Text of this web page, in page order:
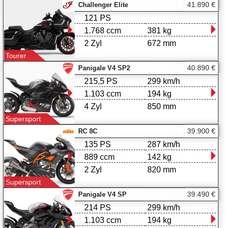
Challenger Elite
Tourer
41.890 €
121 PS
1.768 ccm
2 Zyl
381 kg
672 mm
Panigale V4 SP2
Supersport
40.890 €
215,5 PS
1.103 ccm
4 Zyl
299 km/h
194 kg
850 mm
RC 8C
Supersport
39.900 €
135 PS
889 ccm
2 Zyl
287 km/h
142 kg
820 mm
Panigale V4 SP 39.490 €
214 PS
1.103 ccm
299 km/h
194 kg